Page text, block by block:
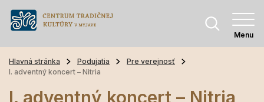
Menu
Hlavná stránka Podujatia
Pre verejnosť
I. adventný koncert – Nitria
I. adventný koncert – Nitria